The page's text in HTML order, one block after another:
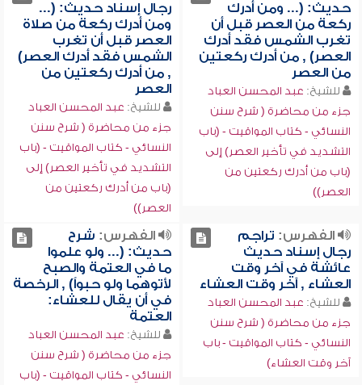
حديث: (... ومن أدرك
ركعة من العصر قبل أن
تغرب الشمس فقد أدرك
العصر) , من أدرك ركعتين
من العصر
للشيخ: عبد المحسن العباد
جزء من محاضرة ( شرح سنن
النسائي - كتاب المواقيت - (باب
التشديد في تأخير العصر) إلى
(باب من أدرك ركعتين من
العصر))
رجال إسناد حديث: (...
ومن أدرك ركعة من صلاة
العصر قبل أن تغرب
الشمس فقد أدرك العصر)
, من أدرك ركعتين من
العصر
للشيخ: عبد المحسن العباد
جزء من محاضرة ( شرح سنن
النسائي - كتاب المواقيت - (باب
التشديد في تأخير العصر) إلى
(باب من أدرك ركعتين من
العصر))
الفهرس: تراجم
رجال إسناد حديث
عائشة في آخر وقت
العشاء , آخر وقت العشاء
للشيخ: عبد المحسن العباد
جزء من محاضرة ( شرح سنن
النسائي - كتاب المواقيت - باب
آخر وقت العشاء)
الفهرس: شرح
حديث: (... ولو علموا
ما في العتمة والصبح
لأتوهما ولو حبواً) , الرخصة
في أن يقال للعشاء:
العتمة
للشيخ: عبد المحسن العباد
جزء من محاضرة ( شرح سنن
النسائي - كتاب المواقيت - (باب